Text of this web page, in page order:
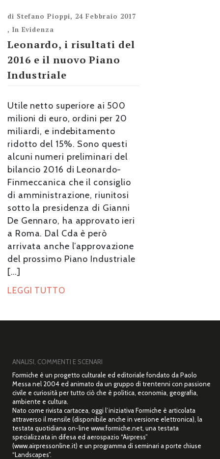
di Stefano Pioppi, 24 Febbraio 2017
, In Evidenza
Leonardo, i risultati del
2016 e il nuovo Piano
Industriale
Utile netto superiore ai 500
milioni di euro, ordini per 20
miliardi, e indebitamento
ridotto del 15%. Sono questi
alcuni numeri preliminari del
bilancio 2016 di Leonardo-
Finmeccanica che il consiglio
di amministrazione, riunitosi
sotto la presidenza di Gianni
De Gennaro, ha approvato ieri
a Roma. Dal Cda è però
arrivata anche l’approvazione
del prossimo Piano Industriale
[…]
LEGGI TUTTO
ANALISI, COMMENTI E SCENARI
Formiche è un progetto culturale ed editoriale fondato da Paolo
Messa nel 2004 ed animato da un gruppo di trentenni con passione
civile e curiosità per tutto ciò che è politica, economia, geografia,
ambiente e cultura.
Nato come rivista cartacea, oggi l’iniziativa Formiche è articolata
attraverso il mensile (disponibile anche in versione elettronica), la
testata quotidiana on-line www.formiche.net, una testata
specializzata in difesa ed aerospazio “Airpress”
(www.airpressonline.it) e un programma di seminari a porte chiuse
“Landscapes”.